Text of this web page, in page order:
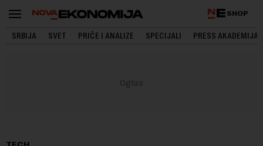
SHOP
SRBIJA SVET PRIČE I ANALIZE SPECIJALI PRESS AKADEMIJA